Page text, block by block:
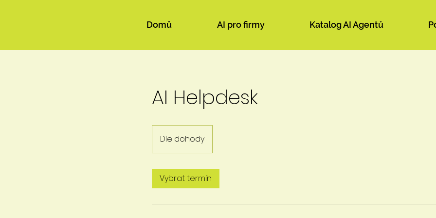
Domů AI pro firmy Katalog AI Agentů
AI Helpdesk
Dle dohody
Vybrat termín